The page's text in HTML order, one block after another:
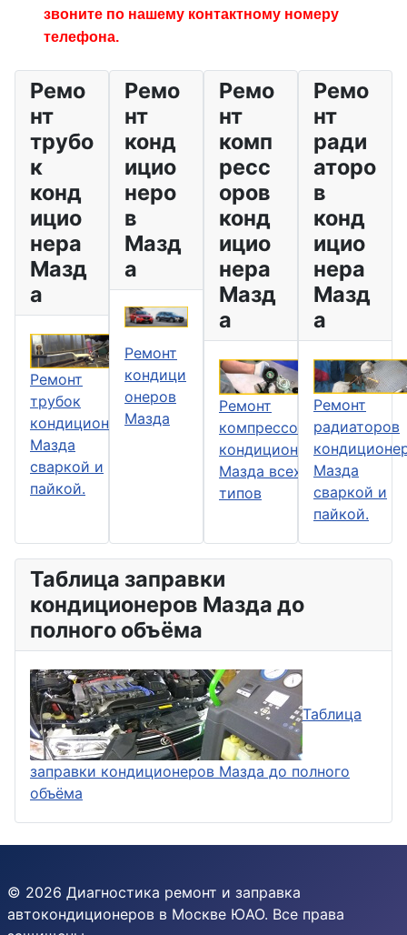
звоните по нашему контактному номеру
телефона.
Ремо
нт
трубо
к
конд
ицио
нера
Мазд
а
Ремонт
трубок
кондиционера
Мазда
сваркой и
пайкой.
Ремо
нт
конд
ицио
неро
в
Мазд
а
Ремонт
кондици
онеров
Мазда
Ремо
нт
комп
ресс
оров
конд
ицио
нера
Мазд
а
Ремонт
компрессоров
кондиционера
Мазда всех
типов
Ремо
нт
ради
аторо
в
конд
ицио
нера
Мазд
а
Ремонт
радиаторов
Мазда
сваркой и
пайкой.
Таблица заправки
кондиционеров Мазда до
полного объёма
Таблица
заправки кондиционеров Мазда до полного
объёма
© 2026 Диагностика ремонт и заправка
автокондиционеров в Москве ЮАО. Все права